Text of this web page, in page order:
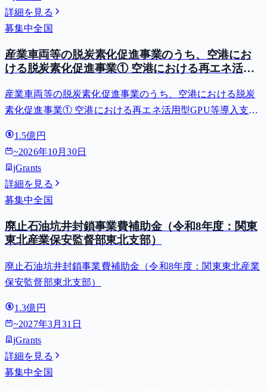
詳細を見る
募集中全国
産業車両等の脱炭素化促進事業のうち、空港にお
ける脱炭素化促進事業① 空港における再エネ活用
費等補助金）
産業車両等の脱炭素化促進事業のうち、空港における脱炭
素化促進事業① 空港における再エネ活用型GPU等導入支援
1.5億円
~2026年10月30日
jGrants
詳細を見る
募集中全国
廃止石油坑井封鎖事業費補助金（令和8年度：関東
東北産業保安監督部東北支部）
廃止石油坑井封鎖事業費補助金（令和8年度：関東東北産業
保安監督部東北支部）
1.3億円
~2027年3月31日
jGrants
詳細を見る
募集中全国